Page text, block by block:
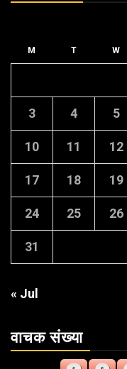
M T W
3 4 5
10 11 12
17 18 19
24 25 26
31
« Jul
वाचक संख्या